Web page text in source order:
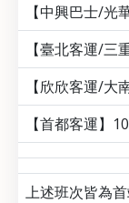
【中興巴士/光
【臺北客運/三
【欣欣客運/大
【首都客運】
上述班次皆為